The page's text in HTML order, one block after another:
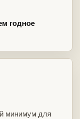
годное
минимум для